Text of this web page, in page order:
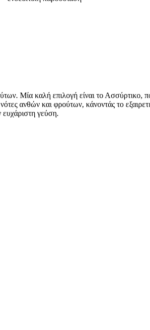
Μία καλή επιλογή είναι το Ασσύρτικο,
ανθών και φρούτων, κάνοντάς το
ευχάριστη γεύση.